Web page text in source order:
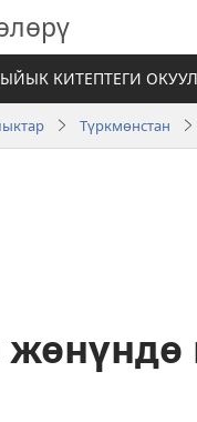
ЫЙЫК КИТЕПТЕГИ
Түркмөнстан